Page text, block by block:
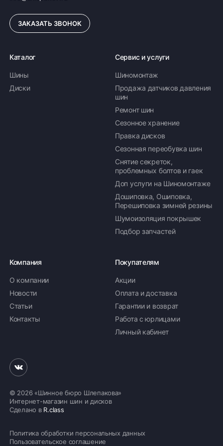
надежность, комфорт и безопасность при
эксплуатации в непростых климатических
ЗАКАЗАТЬ ЗВОНОК
Каталог
Шины
Диски
Сервис и услуги
Шиномонтаж
Продажа датчиков давления
шин
Ремонт шин
Сезонное хранение
Правка дисков
Сезонная переобувка шин
Снятие секреток,
проблемных болтов и гаек
Доп услуги на Шиномонтаже
Дошиповка, Ошиповка,
Перешиповка зимней резины
Шумоизоляция покрышек
Подбор запчастей
Компания
О компании
Новости
Статьи
Контакты
Покупателям
Акции
Оплата и доставка
Гарантии и возврат
Работа с юрлицами
Личный кабинет
© 2026 «Шинное бюро Шлепакова»
Интернет-магазин шин и дисков
Сделано в R.class
Политика обработки персональных данных
Пользовательское соглашение